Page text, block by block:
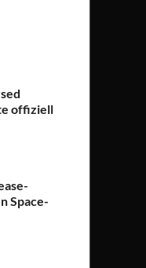
offiziell
Space-